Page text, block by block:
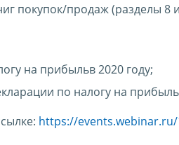
покупок/продаж (разделы 8
на прибыльв 2020 году;
по налогу на
https://